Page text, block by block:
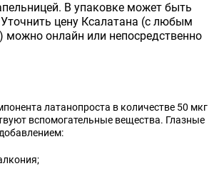
В упаковке может быть
цену Ксалатана (с любым
можно онлайн или непосредственно
латанопроста в количестве 50 мкг
вспомогательные вещества. Глазные